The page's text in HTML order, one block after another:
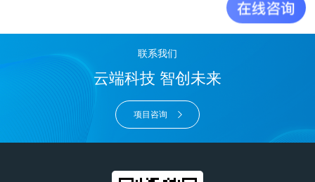
联系我们
云端科技 智创未来
项目咨询